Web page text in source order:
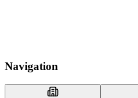
Navigation